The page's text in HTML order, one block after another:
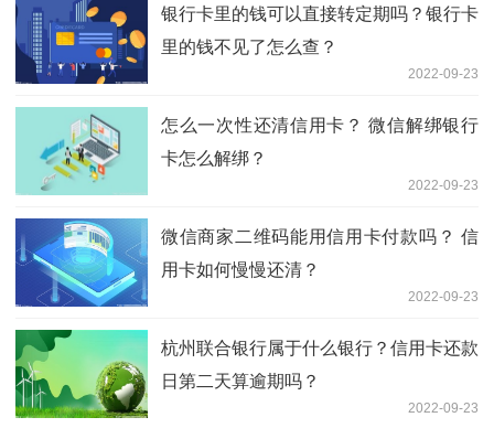
银行卡里的钱可以直接转定期吗？银行卡
里的钱不见了怎么查？
2022-09-23
怎么一次性还清信用卡？ 微信解绑银行
卡怎么解绑？
2022-09-23
微信商家二维码能用信用卡付款吗？ 信
用卡如何慢慢还清？
2022-09-23
杭州联合银行属于什么银行？信用卡还款
日第二天算逾期吗？
2022-09-23